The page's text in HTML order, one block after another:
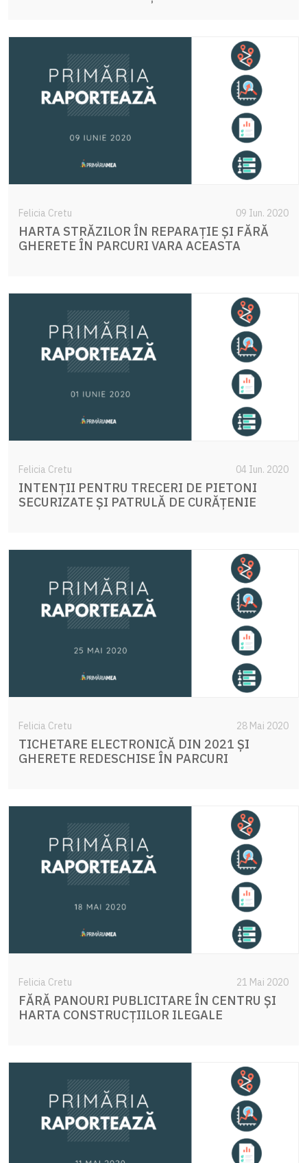
Felicia Cretu 09 Iun. 2020
HARTA STRĂZILOR ÎN REPARAȚIE ȘI FĂRĂ
GHERETE ÎN PARCURI VARA ACEASTA
Felicia Cretu 04 Iun. 2020
INTENȚII PENTRU TRECERI DE PIETONI
SECURIZATE ȘI PATRULĂ DE CURĂȚENIE
Felicia Cretu 28 Mai 2020
TICHETARE ELECTRONICĂ DIN 2021 ȘI
GHERETE REDESCHISE ÎN PARCURI
Felicia Cretu 21 Mai 2020
FĂRĂ PANOURI PUBLICITARE ÎN CENTRU ȘI
HARTA CONSTRUCȚIILOR ILEGALE